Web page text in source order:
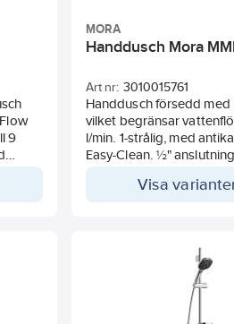
9
MORA
Handdusch Mora
Art nr: 3010015761
Handdusch försedd med
vilket begränsar
l/min. 1-strålig, med
Easy-Clean. ½" anslutning.
Visa